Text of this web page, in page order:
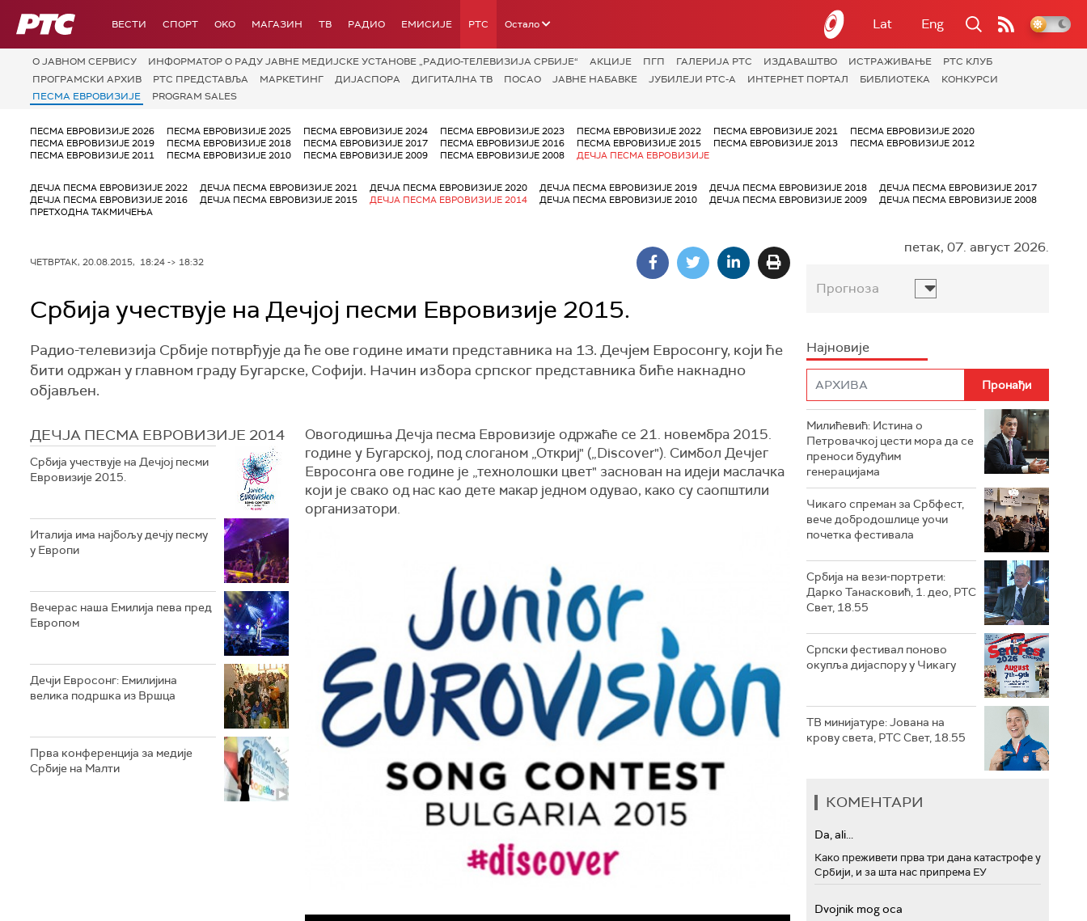
РТС ВЕСТИ СПОРТ OKO МАГАЗИН ТВ РАДИО ЕМИСИЈЕ РТС Остало Lat Eng
О JАВНОМ СЕРВИСУ ИНФОРМАТОР О РАДУ ЈАВНЕ МЕДИЈСКЕ УСТАНОВЕ „РАДИО-ТЕЛЕВИЗИЈА СРБИЈЕ“ АКЦИЈЕ ПГП ГАЛЕРИЈА РТС ИЗДАВАШТВО ИСТРАЖИВАЊЕ
РТС КЛУБ
ПРОГРАМСКИ АРХИВ
РТС ПРЕДСТАВЉА МАРКЕТИНГ ДИЈАСПОРА ДИГИТАЛНА ТВ ПОСАО ЈАВНЕ НАБАВКЕ ЈУБИЛЕЈИ РТС-А ИНТЕРНЕТ ПОРТАЛ БИБЛИОТЕКА
КОНКУРСИ
ПЕСМА ЕВРОВИЗИЈЕ
PROGRAM SALES
ПЕСМА ЕВРОВИЗИЈЕ 2026 ПЕСМА ЕВРОВИЗИЈЕ 2025 ПЕСМА ЕВРОВИЗИЈЕ 2024 ПЕСМА ЕВРОВИЗИЈЕ 2023 ПЕСМА ЕВРОВИЗИЈЕ 2022 ПЕСМА ЕВРОВИЗИЈЕ 2021
ПЕСМА ЕВРОВИЗИЈЕ 2020
ПЕСМА ЕВРОВИЗИЈЕ 2019
ПЕСМА ЕВРОВИЗИЈЕ 2018 ПЕСМА ЕВРОВИЗИЈЕ 2017 ПЕСМА ЕВРОВИЗИЈЕ 2016 ПЕСМА ЕВРОВИЗИЈЕ 2015 ПЕСМА ЕВРОВИЗИЈЕ 2013
ПЕСМА ЕВРОВИЗИЈЕ 2012
ПЕСМА ЕВРОВИЗИЈЕ 2011
ПЕСМА ЕВРОВИЗИЈЕ 2010 ПЕСМА ЕВРОВИЗИЈЕ 2009 ПЕСМА ЕВРОВИЗИЈЕ 2008 ДЕЧЈА ПЕСМА ЕВРОВИЗИЈЕ
ДЕЧЈА ПЕСМА ЕВРОВИЗИЈЕ 2022 ДЕЧЈА ПЕСМА ЕВРОВИЗИЈЕ 2021 ДЕЧЈА ПЕСМА ЕВРОВИЗИЈЕ 2020 ДЕЧЈА ПЕСМА ЕВРОВИЗИЈЕ 2019 ДЕЧЈА ПЕСМА ЕВРОВИЗИЈЕ 2018
ДЕЧЈА ПЕСМА ЕВРОВИЗИЈЕ 2017
ДЕЧЈА ПЕСМА ЕВРОВИЗИЈЕ 2016
ДЕЧЈА ПЕСМА ЕВРОВИЗИЈЕ 2015 ДЕЧЈА ПЕСМА ЕВРОВИЗИЈЕ 2014 ДЕЧЈА ПЕСМА ЕВРОВИЗИЈЕ 2010 ДЕЧЈА ПЕСМА ЕВРОВИЗИЈЕ 2009
ДЕЧЈА ПЕСМА ЕВРОВИЗИЈЕ 2008
ПРЕТХОДНА ТАКМИЧЕЊА
ЧЕТВРТАК, 20.08.2015, 18:24 -> 18:32
Србија учествује на Дечјој песми Евровизије 2015.
Радио-телевизија Србије потврђује да ће ове године имати представника на 13. Дечјем Евросонгу, који ће
бити одржан у главном граду Бугарске, Софији. Начин избора српског представника биће накнадно
објављен.
ДЕЧЈА ПЕСМА ЕВРОВИЗИЈЕ 2014
Србија учествује на Дечјој песми
Евровизије 2015.
Италија има најбољу дечју песму
у Европи
Вечерас наша Емилија пева пред
Европом
Дечји Евросонг: Емилијина
велика подршка из Вршца
Прва конференција за медије
Србије на Малти
Овогодишњa Дечјa песмa Евровизијe одржаће се 21. новембра 2015.
године у Бугарској, под слоганом „Откриј" („Discover"). Симбол Дечјег
Евросонга ове године је „технолошки цвет" заснован на идеји маслачка
који је свако од нас као дете макар једном одувао, како су саопштили
организатори.
петак, 07. август 2026.
Прогноза
Најновије
Милићевић: Истина о
Петровачкој цести мора да се
преноси будућим
генерацијама
Чикаго спреман за Србфест,
вече добродошлице уочи
почетка фестивала
Србија на вези-портрети:
Дарко Танасковић, 1. део, РТС
Свет, 18.55
Српски фестивал поново
окупља дијаспору у Чикагу
ТВ минијатуре: Јована на
крову света, РТС Свет, 18.55
КОМЕНТАРИ
Da, ali...
Како преживети прва три дана катастрофе у
Србији, и за шта нас припрема ЕУ
Dvojnik mog oca